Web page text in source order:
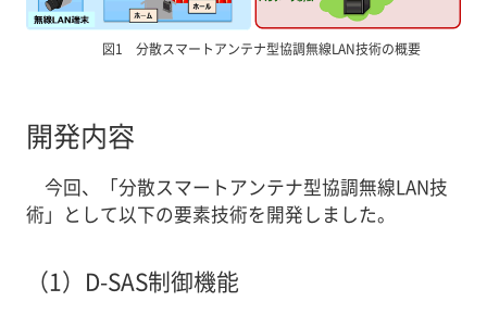
図1 分散スマートアンテナ型協調無線LAN技術の概要
開発内容
今回、「分散スマートアンテナ型協調無線LAN技
術」として以下の要素技術を開発しました。
（1） D-SAS制御機能